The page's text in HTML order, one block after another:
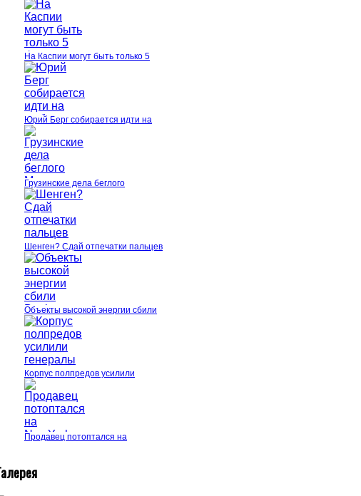
На Каспии могут быть только 5
Юрий Берг собирается идти на
Грузинские дела беглого
Шенген? Сдай отпечатки пальцев
Объекты высокой энергии сбили
Корпус полпредов усилили
Продавец потоптался на
алерея